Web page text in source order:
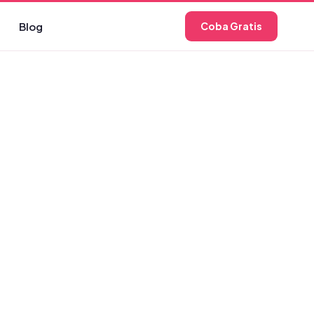
Blog Coba Gratis